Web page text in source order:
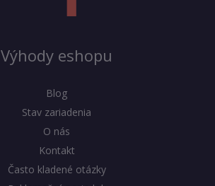
Výhody eshopu
Blog
Stav zariadenia
O nás
Kontakt
Často kladené otázky